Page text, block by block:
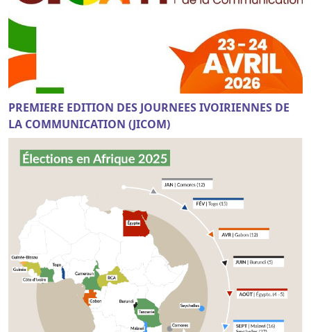
PREMIERE EDITION DES JOURNEES IVOIRIENNES DE
LA COMMUNICATION (JICOM)